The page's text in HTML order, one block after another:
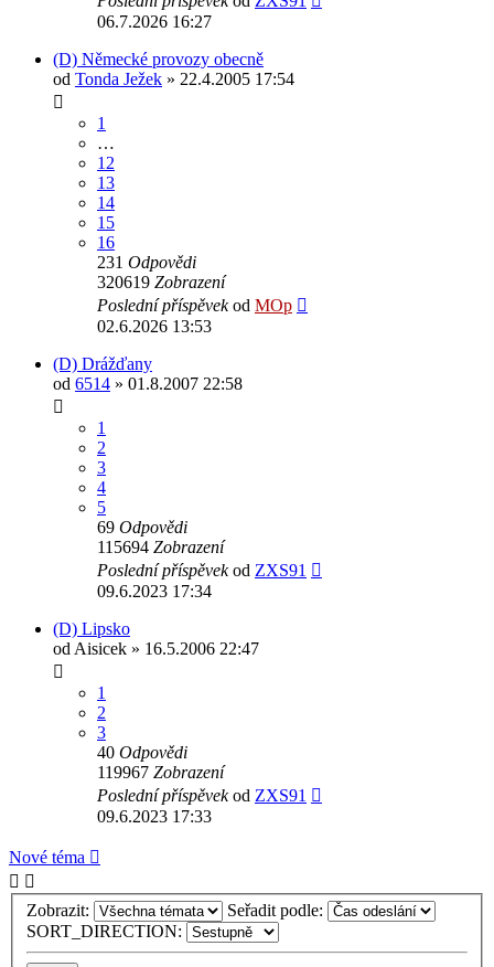
06.7.2026 16:27
(D) Německé provozy obecně
od Tonda Ježek » 22.4.2005 17:54
1
…
12
13
14
15
16
231 Odpovědi
320619 Zobrazení
Poslední příspěvekod MOp
02.6.2026 13:53
(D) Drážďany
od 6514 » 01.8.2007 22:58
1
2
3
4
5
69 Odpovědi
115694 Zobrazení
Poslední příspěvekod ZXS91
09.6.2023 17:34
(D) Lipsko
od Aisicek » 16.5.2006 22:47
1
2
3
40 Odpovědi
119967 Zobrazení
Poslední příspěvekod ZXS91
09.6.2023 17:33
Nové téma
Zobrazit:
Seřadit podle:
SORT_DIRECTION: